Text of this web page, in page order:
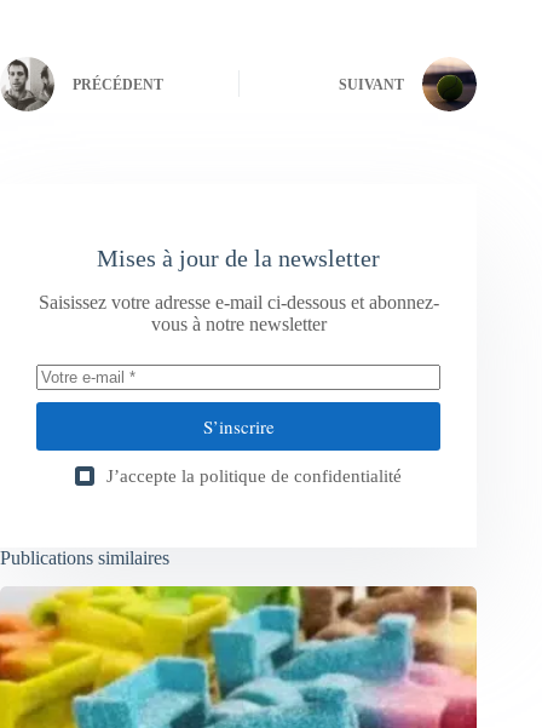
PRÉCÉDENT SUIVANT
Mises à jour de la newsletter
Saisissez votre adresse e-mail ci-dessous et abonnez-
vous à notre newsletter
S’inscrire
J’accepte la politique de confidentialité
Publications similaires